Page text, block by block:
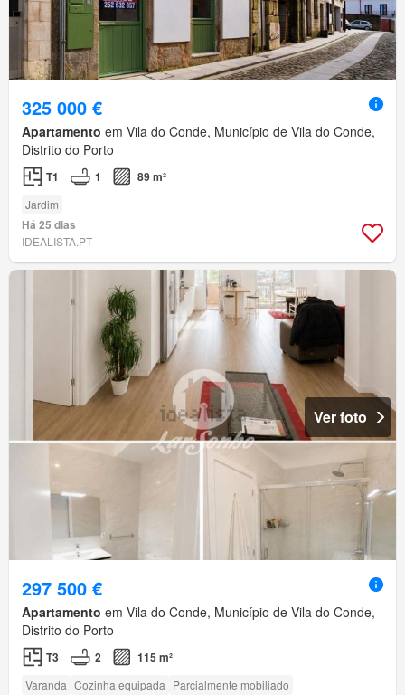
325 000 €
Apartamento em Vila do Conde, Município de Vila do Conde,
Distrito do Porto
T1 1 89 m²
Jardim
Há 25 dias
IDEALISTA.PT
Ver foto
297 500 €
Apartamento em Vila do Conde, Município de Vila do Conde,
Distrito do Porto
T3 2 115 m²
Varanda Cozinha equipada Parcialmente mobiliado